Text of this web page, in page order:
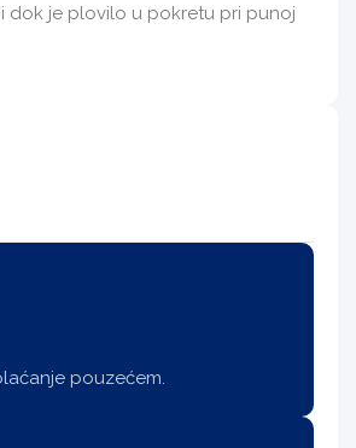
i dok je plovilo u pokretu pri punoj
pouzećem.